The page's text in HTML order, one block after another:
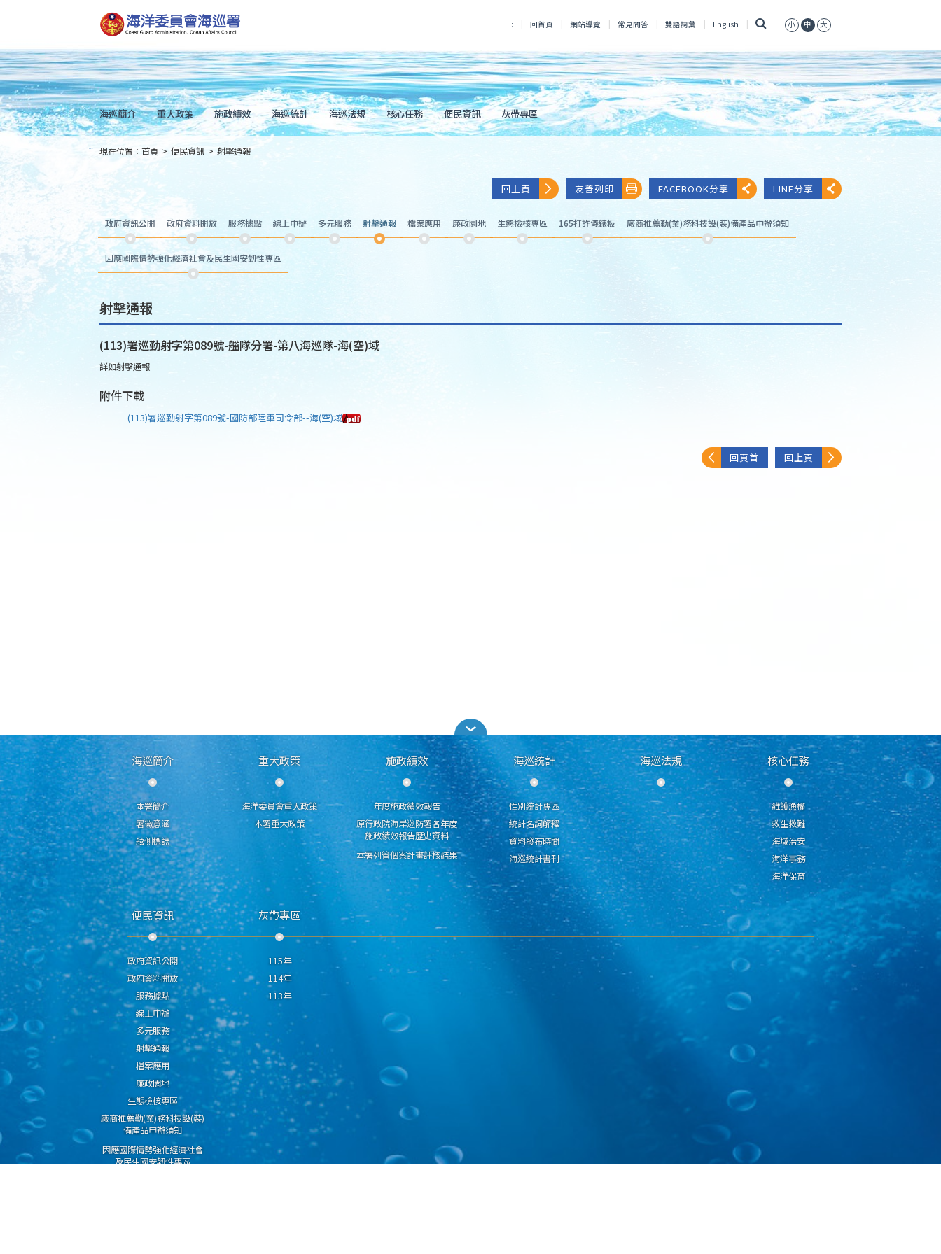
到
主
內
容
Skip
to
main
content
::: 回首頁 網站導覽 常見問答 雙語詞彙 English 小 中 大
海巡簡介 重大政策 施政績效 海巡統計 海巡法規 核心任務 便民資訊 灰帶專區
::: 現在位置： 首頁 > 便民資訊 > 射擊通報
回上頁 友善列印 FACEBOOK分享 LINE分享
政府資訊公開 政府資料開放 服務據點 線上申辦 多元服務 射擊通報 檔案應用 廉政園地 生態檢核專區 165打詐儀錶板 廠商推薦勤(業)務科技設(裝)備產品申辦須知
因應國際情勢強化經濟社會及民生國安韌性專區
射擊通報
(113)署巡勤射字第089號-艦隊分署-第八海巡隊-海(空)域
詳如射擊通報
附件下載
(113)署巡勤射字第089號-國防部陸軍司令部--海(空)域
回頁首 回上頁
海巡簡介
本署簡介
署徽意涵
舷側標誌
重大政策
海洋委員會重大政策
本署重大政策
施政績效
年度施政績效報告
原行政院海岸巡防署各年度
施政績效報告歷史資料
本署列管個案計畫評核結果
海巡統計
性別統計專區
統計名詞解釋
資料發布時間
海巡統計書刊
海巡法規 核心任務
維護漁權
救生救難
海域治安
海洋事務
海洋保育
便民資訊
政府資訊公開
政府資料開放
服務據點
線上申辦
多元服務
射擊通報
檔案應用
廉政園地
生態檢核專區
廠商推薦勤(業)務科技設(裝)
備產品申辦須知
因應國際情勢強化經濟社會
及民生國安韌性專區
灰帶專區
115年
114年
113年